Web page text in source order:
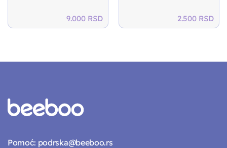
9.000 RSD 2.500 RSD
Pomoć: podrska@beeboo.rs